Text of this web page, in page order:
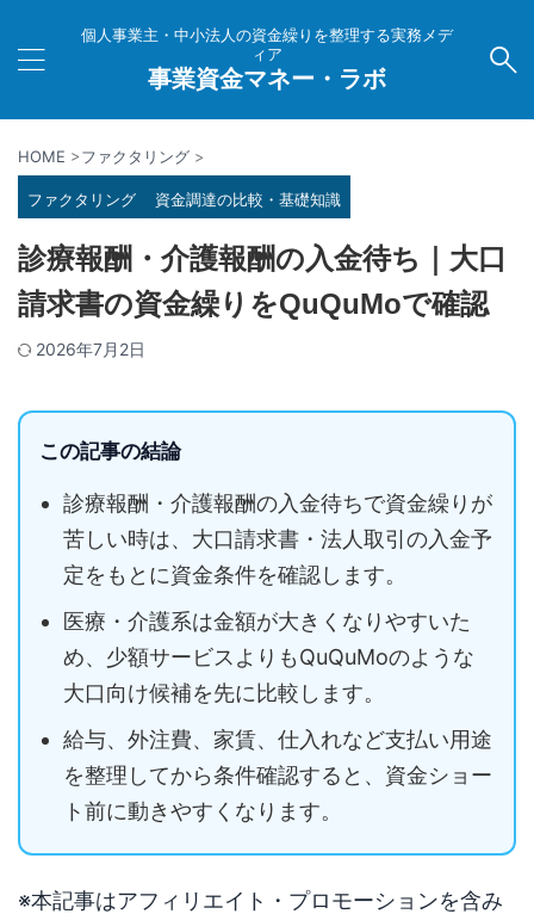
個人事業主・中小法人の資金繰りを整理する実務メデ
ィア
事業資金マネー・ラボ
HOME >ファクタリング >
ファクタリング 資金調達の比較・基礎知識
診療報酬・介護報酬の入金待ち｜大口
請求書の資金繰りをQuQuMoで確認
2026年7月2日
この記事の結論
診療報酬・介護報酬の入金待ちで資金繰りが
苦しい時は、大口請求書・法人取引の入金予
定をもとに資金条件を確認します。
医療・介護系は金額が大きくなりやすいた
め、少額サービスよりもQuQuMoのような
大口向け候補を先に比較します。
給与、外注費、家賃、仕入れなど支払い用途
を整理してから条件確認すると、資金ショー
ト前に動きやすくなります。
※本記事はアフィリエイト・プロモーションを含み